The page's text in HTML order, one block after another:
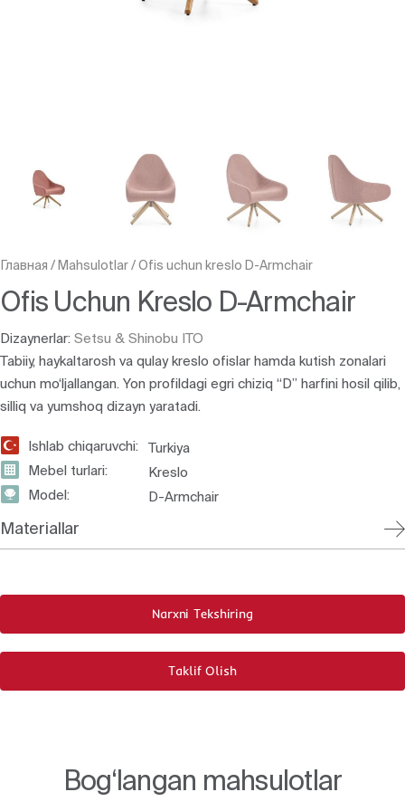
Главная / Mahsulotlar/Ofis uchun kreslo D-Armchair
Ofis Uchun Kreslo D-Armchair
Dizaynerlar: Setsu & Shinobu ITO
Tabiiy, haykaltarosh va qulay kreslo ofislar hamda kutish zonalari
uchun mo‘ljallangan. Yon profildagi egri chiziq “D” harfini hosil qilib,
silliq va yumshoq dizayn yaratadi.
Ishlab chiqaruvchi:
Turkiya
Mebel turlari:
Kreslo
Model:
D-Armchair
Materiallar
Narxni Tekshiring
Taklif Olish
Bog‘langan mahsulotlar